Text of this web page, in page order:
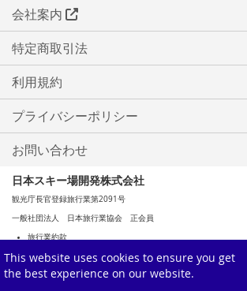
This website uses cookies to ensure you get
the best experience on our website.
会社案内
特定商取引法
利用規約
プライバシーポリシー
お問い合わせ
日本スキー場開発株式会社
観光庁長官登録旅行業第2091号
一般社団法人 日本旅行業協会 正会員
旅行業約款
旅行業務取扱料金表（PDF）
Copyright (C) Meiho Takahara Development Co.,